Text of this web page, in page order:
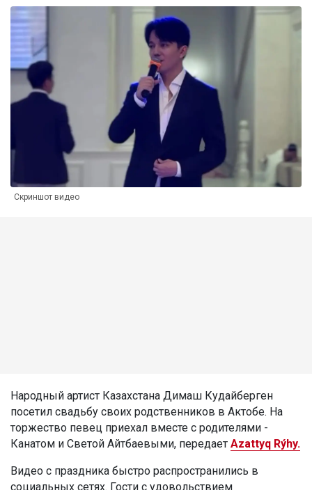
Скриншот видео
Народный артист Казахстана Димаш Кудайберген
посетил свадьбу своих родственников в Актобе. На
торжество певец приехал вместе с родителями -
Канатом и Светой Айтбаевыми, передает Azattyq Rýhy.
Видео с праздника быстро распространились в
социальных сетях. Гости с удовольствием